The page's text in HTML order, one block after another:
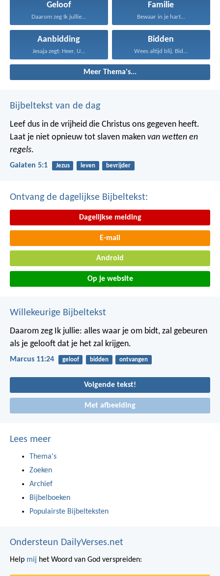
Geloof
Daarom zeg Ik jullie...
Familie
Bewaar in je hart...
Aanbidding
Jesaja zegt: Heer, U...
Bidden
Wees altijd blij. Bid...
Meer Thema's...
Bijbeltekst van de dag
Leef dus in de vrijheid die Christus ons gegeven heeft.
Laat je niet opnieuw tot slaven maken van wetten en
regels.
Galaten 5:1 Jezus leven bevrijder
Ontvang de dagelijkse Bijbeltekst:
Dagelijkse melding
E-mail
Android
Op je website
Willekeurige Bijbeltekst
Daarom zeg Ik jullie: alles waar je om bidt, zal gebeuren
als je gelooft dat je het zal krijgen.
Marcus 11:24 geloof bidden ontvangen
Volgende tekst!
Met afbeelding
Lees meer
Thema's
Zoeken
Archief
Bijbelboeken
Populairste Bijbelteksten
Ondersteun DailyVerses.net
Help mij het Woord van God verspreiden: